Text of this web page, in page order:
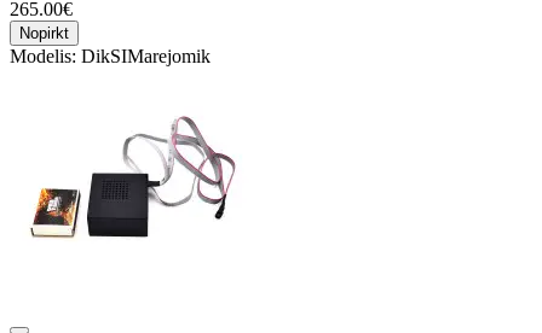
265.00€
Nopirkt
Modelis: DikSIMarejomik